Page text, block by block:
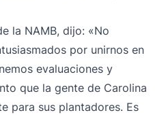
la NAMB, dijo: «No
por unirnos en
evaluaciones y
que la gente de Carolina
para sus plantadores. Es